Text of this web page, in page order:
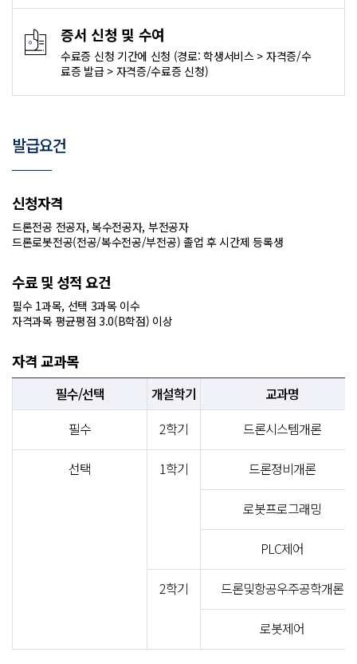
증서 신청 및 수여
수료증 신청 기간에 신청 (경로: 학생서비스 > 자격증/수
료증 발급 > 자격증/수료증 신청)
발급요건
신청자격
드론전공 전공자, 복수전공자, 부전공자
드론로봇전공(전공/복수전공/부전공) 졸업 후 시간제 등록생
수료 및 성적 요건
필수 1과목, 선택 3과목 이수
자격과목 평균평점 3.0(B학점) 이상
자격 교과목
필수/선택 개설학기
교과명
필수
2학기 드론시스템개론
선택 1학기 드론정비개론
로봇프로그래밍
PLC제어
2학기 드론및항공우주공학개론
로봇제어